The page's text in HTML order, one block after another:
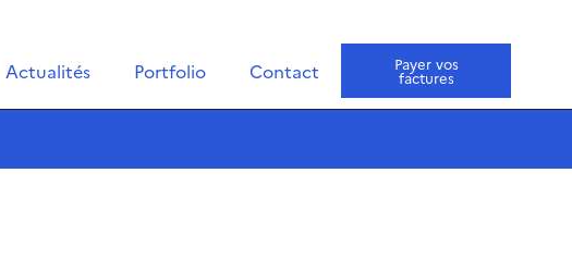
Actualités Portfolio Contact Payer vos
factures